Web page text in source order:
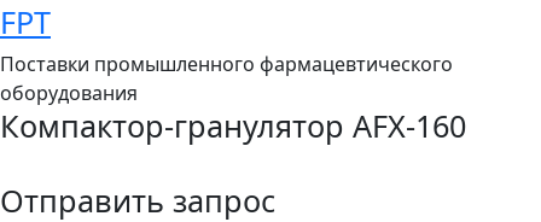
FPT
Поставки промышленного фармацевтического
оборудования
Компактор-гранулятор AFX-160
Отправить запрос